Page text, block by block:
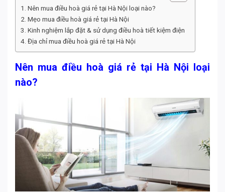
Nên mua điều hoà giá rẻ tại Hà Nội loại nào?
Mẹo mua điều hoà giá rẻ tại Hà Nội
Kinh nghiệm lắp đặt & sử dụng điều hoà tiết kiệm điện
Địa chỉ mua điều hoà giá rẻ tại Hà Nội
Nên mua điều hoà giá rẻ tại Hà Nội loại
nào?